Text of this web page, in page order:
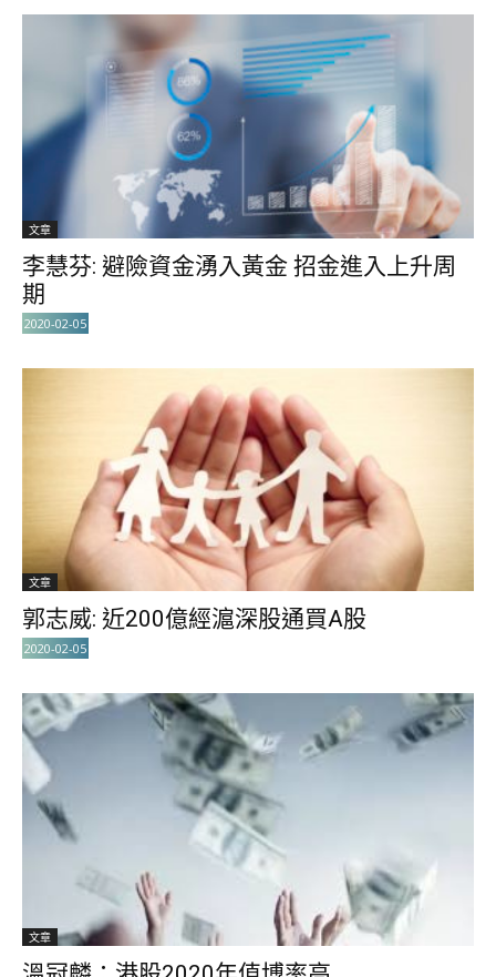
文章
李慧芬: 避險資金湧入黃金 招金進入上升周
期
2020-02-05
文章
郭志威: 近200億經滬深股通買A股
2020-02-05
文章